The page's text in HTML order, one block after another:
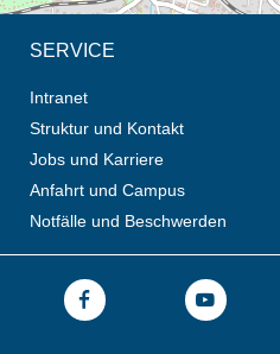
SERVICE
Intranet
Struktur und Kontakt
Jobs und Karriere
Anfahrt und Campus
Notfälle und Beschwerden